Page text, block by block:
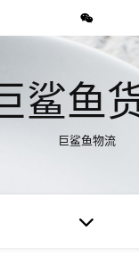
鲨鱼
巨鲨鱼物流